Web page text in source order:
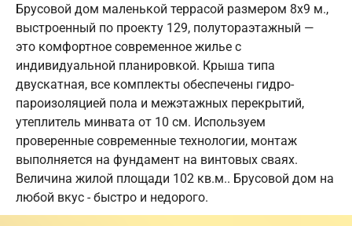
Брусовой дом маленькой террасой размером 8х9 м.,
выстроенный по проекту 129, полутораэтажный —
это комфортное современное жилье с
индивидуальной планировкой. Крыша типа
двускатная, все комплекты обеспечены гидро-
пароизоляцией пола и межэтажных перекрытий,
утеплитель минвата от 10 см. Используем
проверенные современные технологии, монтаж
выполняется на фундамент на винтовых сваях.
Величина жилой площади 102 кв.м.. Брусовой дом на
любой вкус - быстро и недорого.